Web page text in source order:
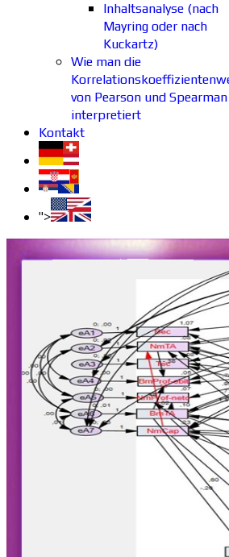
Inhaltsanalyse (nach
Mayring oder nach
Kuckartz)
Wie man die
von Pearson und Spearman
interpretiert
Kontakt
">